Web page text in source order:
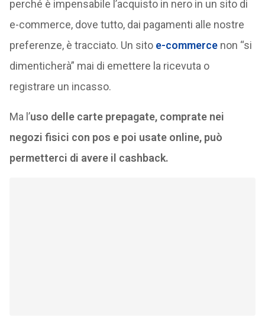
perché è impensabile l’acquisto in nero in un sito di
e-commerce, dove tutto, dai pagamenti alle nostre
preferenze, è tracciato. Un sito e-commercenon “si
dimenticherà” mai di emettere la ricevuta o
registrare un incasso.
Ma l’uso delle carte prepagate, comprate nei
negozi fisici con pos e poi usate online, può
permetterci di avere il cashback.